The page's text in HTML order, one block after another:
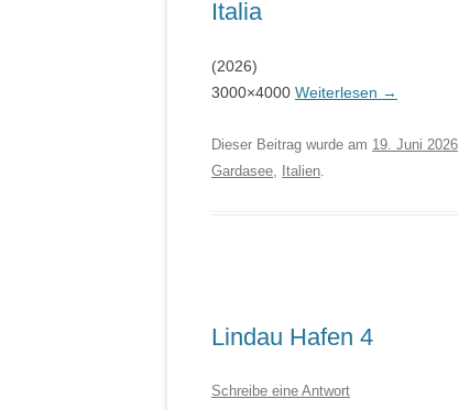
Italia
(2026)
3000×4000 Weiterlesen →
Dieser Beitrag wurde am 19. Juni 2026
Gardasee, Italien.
Lindau Hafen 4
Schreibe eine Antwort